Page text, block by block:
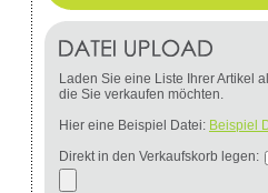
Laden Sie eine Liste Ihrer Artikel
die Sie verkaufen möchten.
Hier eine Beispiel Datei: Beispiel
Direkt in den Verkaufskorb legen: